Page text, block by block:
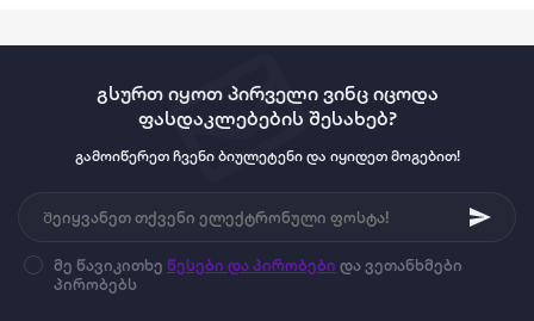
გსურთ იყოთ პირველი ვინც იცოდა
ფასდაკლებების შესახებ?
გამოიწერეთ ჩვენი ბიულეტენი და იყიდეთ მოგებით!
მე წავიკითხე წესები და პირობები და ვეთანხმები
პირობებს